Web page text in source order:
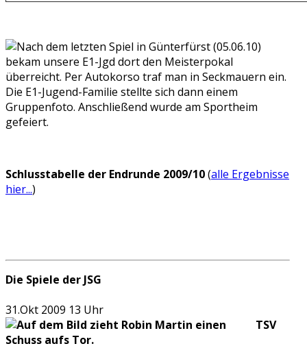
Schlusstabelle der Endrunde 2009/10(alle Ergebnisse
hier...)
Die Spiele der JSG
31.Okt 2009 13 Uhr
TSV